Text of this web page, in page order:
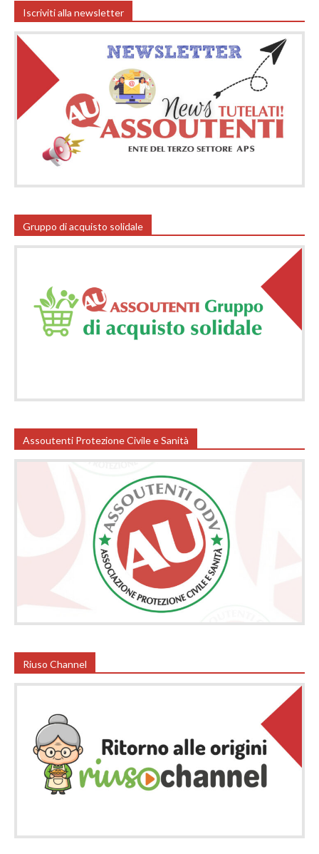
Iscriviti alla newsletter
Gruppo di acquisto solidale
Assoutenti Protezione Civile e Sanità
Riuso Channel